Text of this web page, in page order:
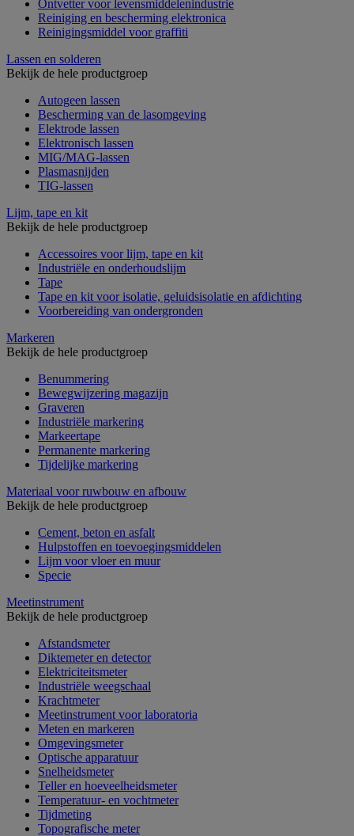
Ontvetter voor levensmiddelenindustrie
Reiniging en bescherming elektronica
Reinigingsmiddel voor graffiti
Lassen en solderen
Bekijk de hele productgroep
Autogeen lassen
Bescherming van de lasomgeving
Elektrode lassen
Elektronisch lassen
MIG/MAG-lassen
Plasmasnijden
TIG-lassen
Lijm, tape en kit
Bekijk de hele productgroep
Accessoires voor lijm, tape en kit
Industriële en onderhoudslijm
Tape
Tape en kit voor isolatie, geluidsisolatie en afdichting
Voorbereiding van ondergronden
Markeren
Bekijk de hele productgroep
Benummering
Bewegwijzering magazijn
Graveren
Industriële markering
Markeertape
Permanente markering
Tijdelijke markering
Materiaal voor ruwbouw en afbouw
Bekijk de hele productgroep
Cement, beton en asfalt
Hulpstoffen en toevoegingsmiddelen
Lijm voor vloer en muur
Specie
Meetinstrument
Bekijk de hele productgroep
Afstandsmeter
Diktemeter en detector
Elektriciteitsmeter
Industriële weegschaal
Krachtmeter
Meetinstrument voor laboratoria
Meten en markeren
Omgevingsmeter
Optische apparatuur
Snelheidsmeter
Teller en hoeveelheidsmeter
Temperatuur- en vochtmeter
Tijdmeting
Topografische meter